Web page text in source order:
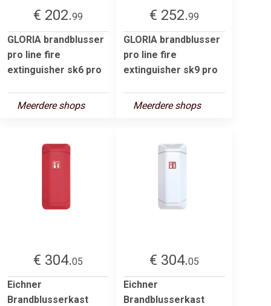
€ 202.99
GLORIA brandblusser
pro line fire
extinguisher sk6 pro
Meerdere shops
€ 252.99
GLORIA brandblusser
pro line fire
extinguisher sk9 pro
Meerdere shops
€ 304.05
Eichner
Brandblusserkast
€ 304.05
Eichner
Brandblusserkast